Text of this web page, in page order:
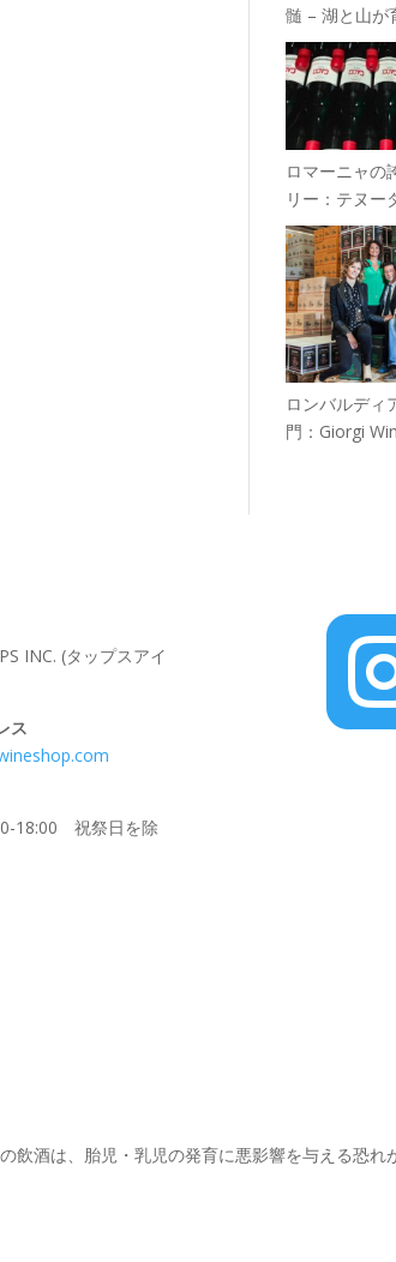
髄 – 湖と山が
ロマーニャの
リー：テヌー
ロンバルディ
門：Giorgi
INC. (タップスアイ
ス
18:00 祝祭日を除
酒は、胎児・乳児の発育に悪影響を与える恐れ